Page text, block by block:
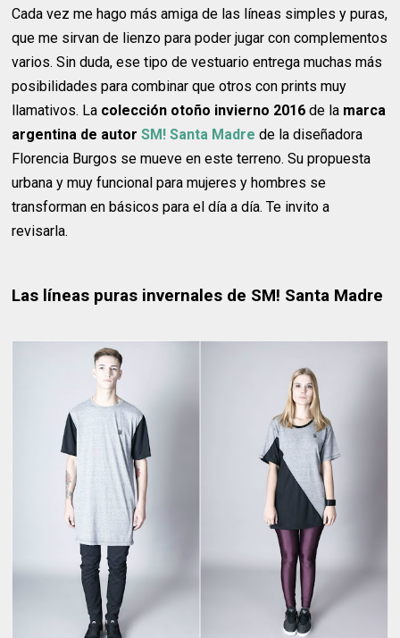
Cada vez me hago más amiga de las líneas simples y puras,
que me sirvan de lienzo para poder jugar con complementos
varios. Sin duda, ese tipo de vestuario entrega muchas más
posibilidades para combinar que otros con prints muy
llamativos. La colección otoño invierno 2016 de la marca
argentina de autor SM! Santa Madre de la diseñadora
Florencia Burgos se mueve en este terreno. Su propuesta
urbana y muy funcional para mujeres y hombres se
transforman en básicos para el día a día. Te invito a
revisarla.
Las líneas puras invernales de SM! Santa Madre